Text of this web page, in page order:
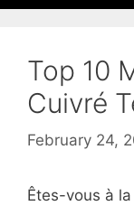
Top 10
Cuivré
February 24,
Êtes-vous à